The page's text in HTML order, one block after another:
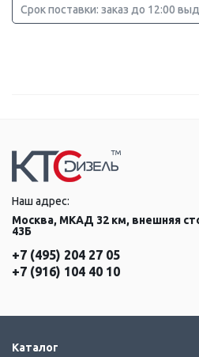
Срок поставки: заказ до 12:00
Наш адрес:
Москва, МКАД 32 км, внешняя
43Б
+7 (495) 204 27 05
+7 (916) 104 40 10
Каталог